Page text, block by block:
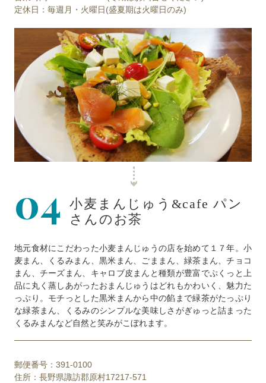
定休日：毎週月・火曜日(盛夏期は火曜日のみ)
04
小麦まんじゅう&cafe パン
さんのお茶
地元食材にこだわった小麦まんじゅうの店を始めて１７年。小
麦まん、くるみまん、黒米まん、ごままん、緑茶まん、チョコ
まん、チーズまん、キャロブ皮まんと種類が豊富でぷくっと上
品に丸く蒸しあがったおまんじゅうはどれもかわいく、魅力た
っぷり。モチっとした黒米まんから中の餡まで緑茶がたっぷり
な緑茶まん、くるみのシンプルな美味しさがぎゅっと詰まった
くるみまんなど自然と笑みがこぼれます。
郵便番号：391-0100
住所：長野県諏訪郡原村17217-571